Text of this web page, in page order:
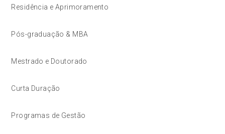
Residência e Aprimoramento
Pós-graduação & MBA
Mestrado e Doutorado
Curta Duração
Programas de Gestão